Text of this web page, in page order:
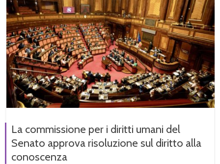
La commissione per i diritti umani del
Senato approva risoluzione sul diritto alla
conoscenza